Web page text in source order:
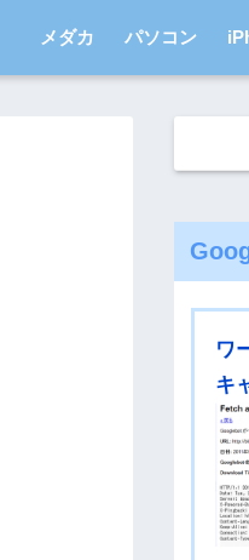
メダカ パソコン
ワ
キ